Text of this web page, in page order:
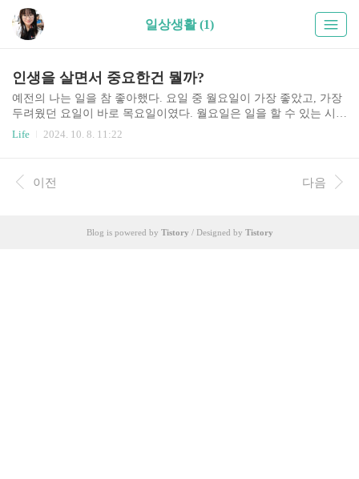
일상생활 (1)
인생을 살면서 중요한건 뭘까?
예전의 나는 일을 참 좋아했다. 요일 중 월요일이 가장 좋았고, 가장
두려웠던 요일이 바로 목요일이였다. 월요일은 일을 할 수 있는 시간
이 많아서 그래서 월요일이 좋았고, 목요일은 일을 할 수 있는 시간
게는 가장 소중한 딸아이와 가족들이 있다. 사실 어른 가족들은 크게
신경쓰지는 않지만, 아이는 무시할수 없다. 평일에는 늘 일을 하느라
없어지기 때문이다. 그리고 돌아오는 주를 위해 나 역시 휴식이 필요
Life 2024. 10. 8. 11:22
이전 다음
Blog is powered by Tistory / Designed by Tistory